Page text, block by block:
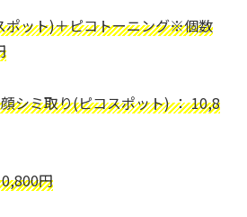
ポット)＋ピコトーニング※個数
シミ取り(ピコスポット) ： 10,8
円